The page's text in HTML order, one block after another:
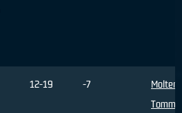
12-19 -7
Molteni